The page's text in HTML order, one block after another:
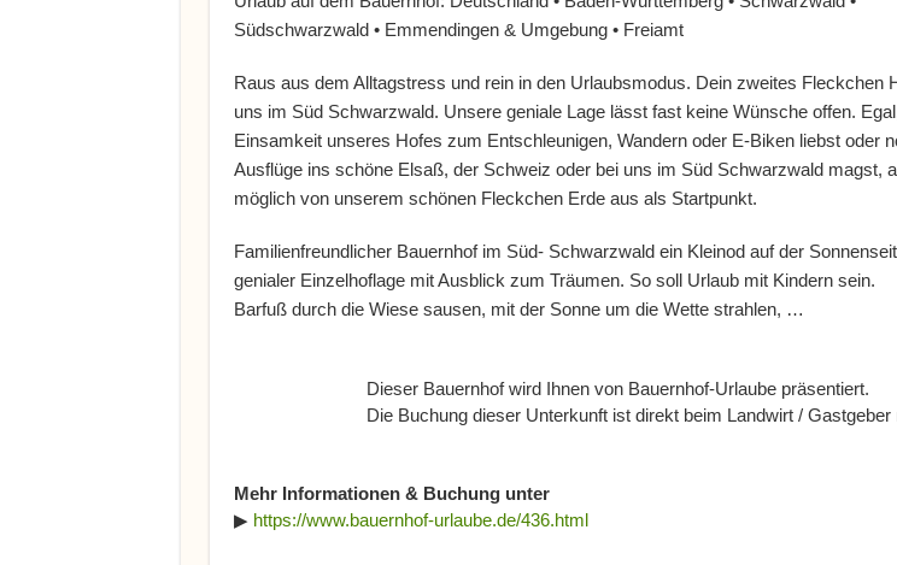
Südschwarzwald • Emmendingen & Umgebung • Freiamt
Raus aus dem Alltagstress und rein in den Urlaubsmodus. Dein zweites Fleckchen
uns im Süd Schwarzwald. Unsere geniale Lage lässt fast keine Wünsche offen.
Einsamkeit unseres Hofes zum Entschleunigen, Wandern oder E-Biken liebst oder
Ausflüge ins schöne Elsaß, der Schweiz oder bei uns im Süd Schwarzwald magst,
möglich von unserem schönen Fleckchen Erde aus als Startpunkt.
Familienfreundlicher Bauernhof im Süd- Schwarzwald ein Kleinod auf der
genialer Einzelhoflage mit Ausblick zum Träumen. So soll Urlaub mit Kindern sein.
Barfuß durch die Wiese sausen, mit der Sonne um die Wette strahlen, …
Dieser Bauernhof wird Ihnen von Bauernhof-Urlaube präsentiert.
Die Buchung dieser Unterkunft ist direkt beim Landwirt / Gastgeber
Mehr Informationen & Buchung unter
▶ https://www.bauernhof-urlaube.de/436.html